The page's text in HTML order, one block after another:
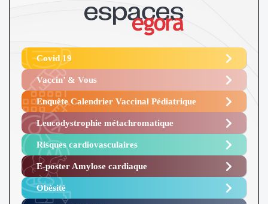
Covid 19
Vaccin’ & Vous
Enquête Calendrier Vaccinal Pédiatrique
Leucodystrophie métachromatique
Risques cardiovasculaires
E-poster Amylose cardiaque ​
Obésité ​